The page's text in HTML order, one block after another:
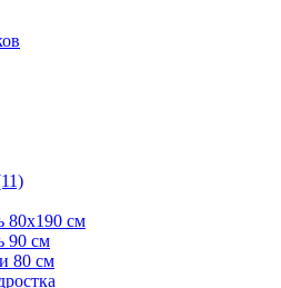
80х190 см
90 см
80 см